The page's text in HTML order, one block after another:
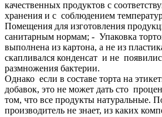
качественных продуктов с
хранения и с соблюдением
Помещения для изготовления
санитарным нормам; - Упаковка
выполнена из картона, а не из
скапливался конденсат и не
размножения бактерии.
Однако если в составе торта на
добавок, это не может дать сто
том, что все продукты натуральные.
производитель не знает, из каких